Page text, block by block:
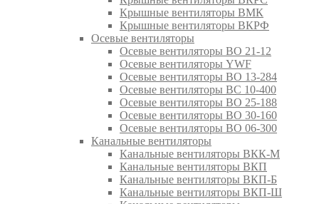
Крышные вентиляторы ВМК
Крышные вентиляторы ВКРФ
Осевые вентиляторы
Осевые вентиляторы ВО 21-12
Осевые вентиляторы YWF
Осевые вентиляторы ВО 13-284
Осевые вентиляторы ВС 10-400
Осевые вентиляторы ВО 25-188
Осевые вентиляторы ВО 30-160
Осевые вентиляторы ВО 06-300
Канальные вентиляторы
Канальные вентиляторы ВКК-М
Канальные вентиляторы ВКП
Канальные вентиляторы ВКП-Б
Канальные вентиляторы ВКП-Ш